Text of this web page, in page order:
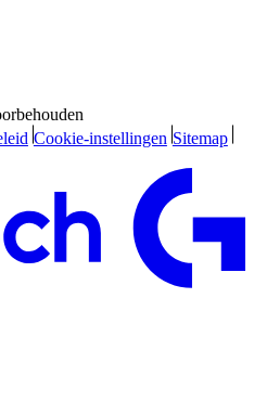
Cookie-instellingen Sitemap